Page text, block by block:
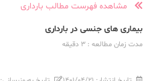
مشاهده فهرست مطالب بارداری
بیماری های جنسی در بارداری
مدت زمان مطالعه : 3 دقیقه